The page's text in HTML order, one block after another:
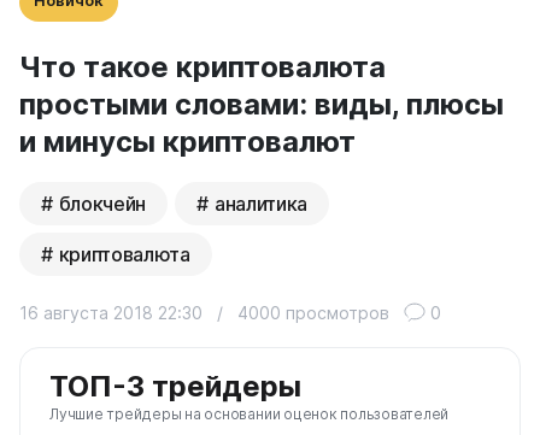
Что такое криптовалюта
простыми словами: виды, плюсы
и минусы криптовалют
блокчейн аналитика
криптовалюта
16 августа 2018 22:30 / 4000 просмотров 0
ТОП-3 трейдеры
Лучшие трейдеры на основании оценок пользователей